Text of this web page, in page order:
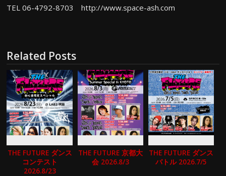
TEL 06-4792-8703 http://www.space-ash.com
Related Posts
THE FUTURE ダンス
コンテスト
2026.8/23
THE FUTURE 京都大
会 2026.8/3
THE FUTURE ダンス
バトル 2026.7/5